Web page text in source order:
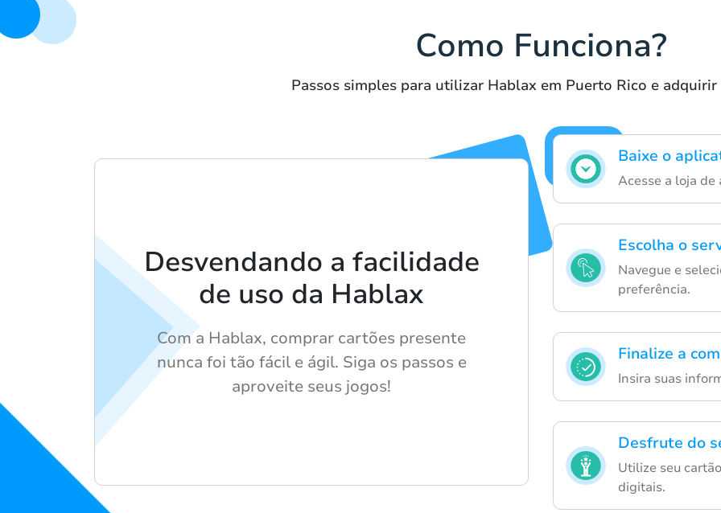
Como Funciona?
Passos simples para utilizar Hablax em Puerto Rico e adquirir
Baixe o
Acesse a loja
Escolha o
Navegue e
preferência.
Finalize a
Insira suas
Desfrute do
Utilize seu
digitais.
Desvendando a facilidade
de uso da Hablax
Com a Hablax, comprar cartões presente
nunca foi tão fácil e ágil. Siga os passos e
aproveite seus jogos!